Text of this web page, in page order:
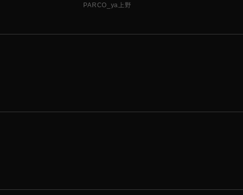
PARCO_ya上野